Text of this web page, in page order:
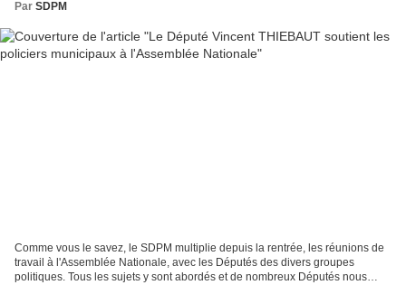
Par SDPM
Comme vous le savez, le SDPM multiplie depuis la rentrée, les réunions de
travail à l'Assemblée Nationale, avec les Députés des divers groupes
politiques. Tous les sujets y sont abordés et de nombreux Députés nous